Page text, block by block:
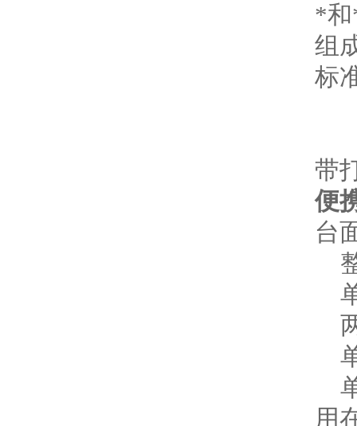
*和
组
标
带
便
台
用